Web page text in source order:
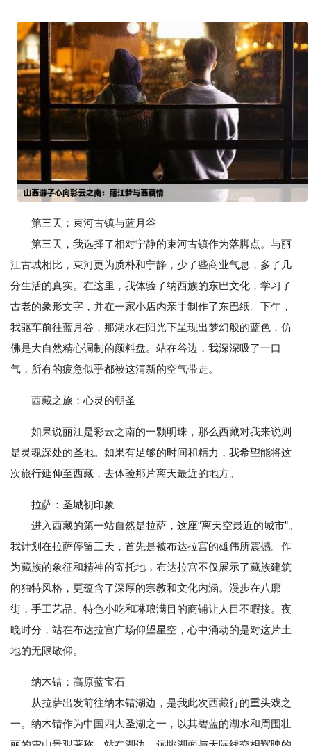
第三天：束河古镇与蓝月谷
第三天，我选择了相对宁静的束河古镇作为落脚点。与丽
江古城相比，束河更为质朴和宁静，少了些商业气息，多了几
分生活的真实。在这里，我体验了纳西族的东巴文化，学习了
古老的象形文字，并在一家小店内亲手制作了东巴纸。下午，
我驱车前往蓝月谷，那湖水在阳光下呈现出梦幻般的蓝色，仿
佛是大自然精心调制的颜料盘。站在谷边，我深深吸了一口
气，所有的疲惫似乎都被这清新的空气带走。
西藏之旅：心灵的朝圣
如果说丽江是彩云之南的一颗明珠，那么西藏对我来说则
是灵魂深处的圣地。如果有足够的时间和精力，我希望能将这
次旅行延伸至西藏，去体验那片离天最近的地方。
拉萨：圣城初印象
进入西藏的第一站自然是拉萨，这座“离天空最近的城市”。
我计划在拉萨停留三天，首先是被布达拉宫的雄伟所震撼。作
为藏族的象征和精神的寄托地，布达拉宫不仅展示了藏族建筑
的独特风格，更蕴含了深厚的宗教和文化内涵。漫步在八廓
街，手工艺品、特色小吃和琳琅满目的商铺让人目不暇接。夜
晚时分，站在布达拉宫广场仰望星空，心中涌动的是对这片土
地的无限敬仰。
纳木错：高原蓝宝石
从拉萨出发前往纳木错湖边，是我此次西藏行的重头戏之
一。纳木错作为中国四大圣湖之一，以其碧蓝的湖水和周围壮